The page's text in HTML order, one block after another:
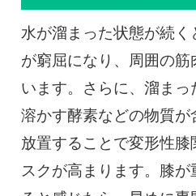
水が溜まった状態が続く
が窮屈になり、周囲の筋
います。さらに、溜まっ
溶かす酵素などの物質が
放置することで変形性膝
スクが高まります。膝